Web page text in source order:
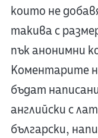
които не
такива с
пък анонимни
Коментарите
бъдат
английски с
български,